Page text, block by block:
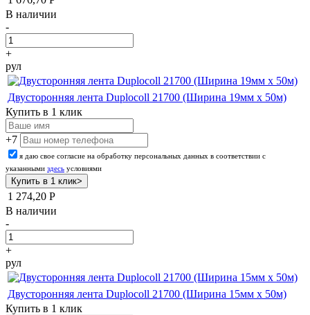
В наличии
-
+
рул
Двусторонняя лента Duplocoll 21700 (Ширина 19мм х 50м)
Купить в 1 клик
+7
я даю свое согласие на обработку персональных данных в соответствии с
указанными здесь условиями
1 274,20 Р
В наличии
-
+
рул
Двусторонняя лента Duplocoll 21700 (Ширина 15мм х 50м)
Купить в 1 клик